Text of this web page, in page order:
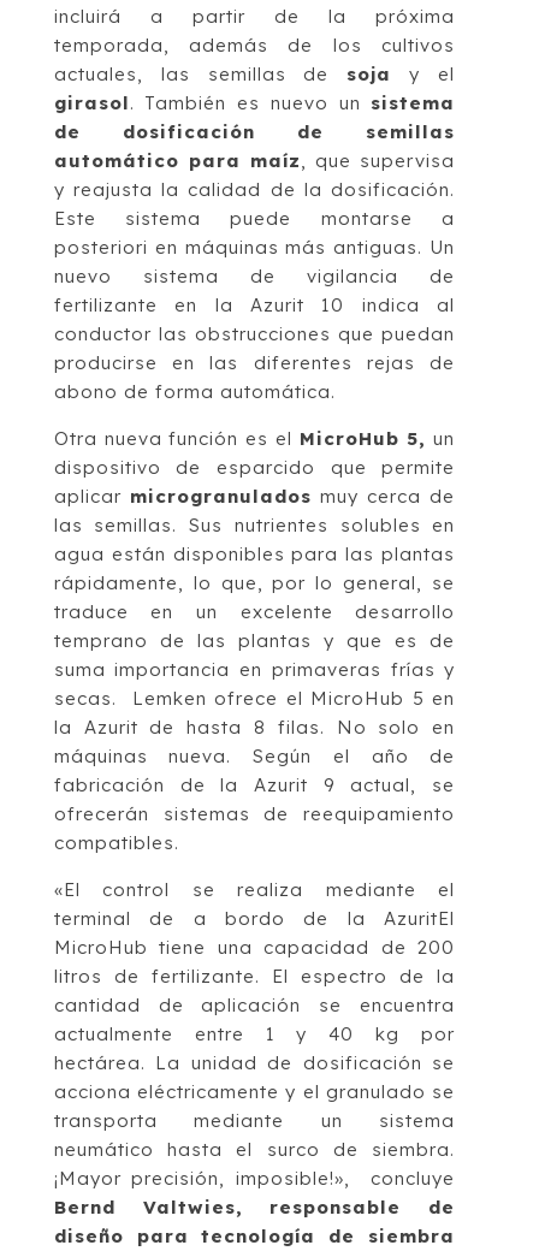
incluirá a partir de la próxima
temporada, además de los cultivos
actuales, las semillas de soja
y el
girasol. También es nuevo un sistema
de dosificación de semillas
automático para maíz, que supervisa
y reajusta la calidad de la dosificación.
Este sistema puede montarse a
posteriori en máquinas más antiguas. Un
nuevo sistema de vigilancia de
fertilizante en la Azurit 10 indica al
conductor las obstrucciones que puedan
producirse en las diferentes rejas de
abono de forma automática.
Otra nueva función es el MicroHub 5, un
dispositivo de esparcido que permite
aplicar microgranulados muy cerca de
las semillas. Sus nutrientes solubles en
agua están disponibles para las plantas
rápidamente, lo que, por lo general, se
traduce en un excelente desarrollo
temprano de las plantas y que es de
suma importancia en primaveras frías y
secas. Lemken ofrece el MicroHub 5 en
la Azurit de hasta 8 filas. No solo en
máquinas nueva. Según el año de
fabricación de la Azurit 9 actual, se
ofrecerán sistemas de reequipamiento
compatibles.
«El control se realiza mediante el
terminal de a bordo de la AzuritEl
MicroHub tiene una capacidad de 200
litros de fertilizante. El espectro de la
cantidad de aplicación se encuentra
actualmente entre 1 y 40 kg por
hectárea. La unidad de dosificación se
acciona eléctricamente y el granulado se
transporta mediante un sistema
neumático hasta el surco de siembra.
¡Mayor precisión, imposible!», concluye
Bernd Valtwies, responsable de
diseño para tecnología de siembra